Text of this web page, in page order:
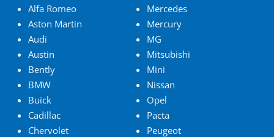
Alfa Romeo
Aston Martin
Audi
Austin
Bently
BMW
Buick
Cadillac
Chervolet
Mercedes
Mercury
MG
Mitsubishi
Mini
Nissan
Opel
Pacta
Peugeot